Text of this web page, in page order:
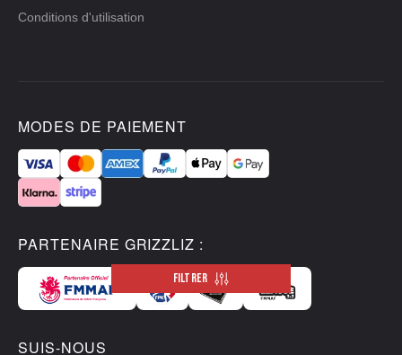
Conditions d'utilisation
MODES DE PAIEMENT
PARTENAIRE GRIZZLIZ :
SUIS-NOUS
FILTRER